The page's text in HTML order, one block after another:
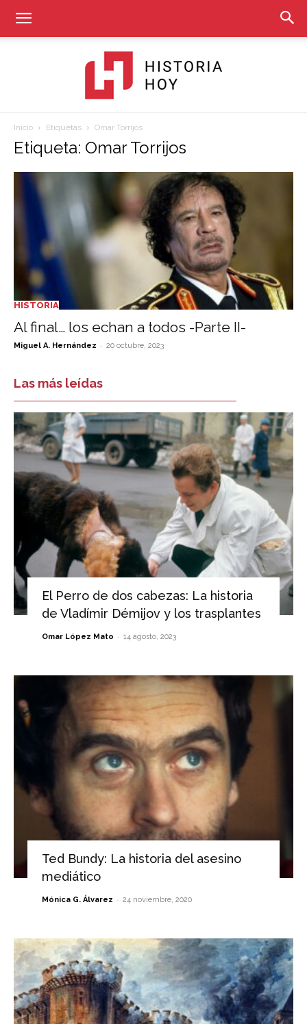
Hoy
Inicio Etiquetas Omar Torrijos
Etiqueta: Omar Torrijos
HISTORIA
Al final… los echan a todos -Parte II-
Miguel A. Hernández - 20 octubre, 2023
Las más leídas
El Perro de dos cabezas: La historia
de Vladímir Démijov y los trasplantes
Omar López Mato - 14 agosto, 2023
Ted Bundy: La historia del asesino
mediático
Mónica G. Álvarez - 24 noviembre, 2020